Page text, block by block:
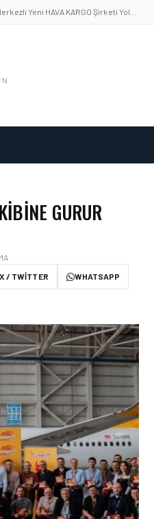
GURUR
X / TWITTER WHATSAPP